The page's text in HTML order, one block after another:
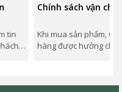
Chính sách vận chuyển
Khi mua sản phẩm, Quý
hàng được hưởng chính